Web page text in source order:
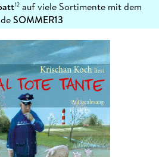
12auf viele Sortimente mit dem
SOMMER13